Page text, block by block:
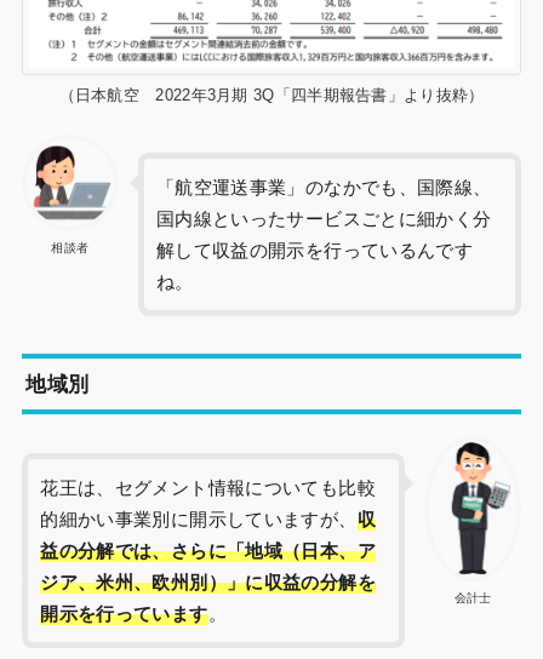
（日本航空 2022年3月期 3Q「四半期報告書」より抜粋）
相談者
「航空運送事業」のなかでも、国際線、
国内線といったサービスごとに細かく分
解して収益の開示を行っているんです
ね。
地域別
会計士
花王は、セグメント情報についても比較
的細かい事業別に開示していますが、 収
益の分解では、さらに「地域（日本、ア
ジア、米州、欧州別）」に収益の分解を
開示を行っています。